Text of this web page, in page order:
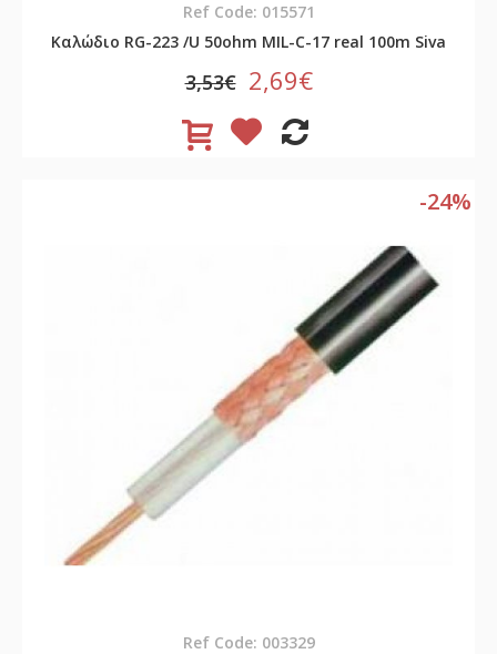
Ref Code: 015571
Καλώδιο RG-223 /U 50ohm MIL-C-17 real 100m Siva
3,53€ 2,69€
-24%
Ref Code: 003329